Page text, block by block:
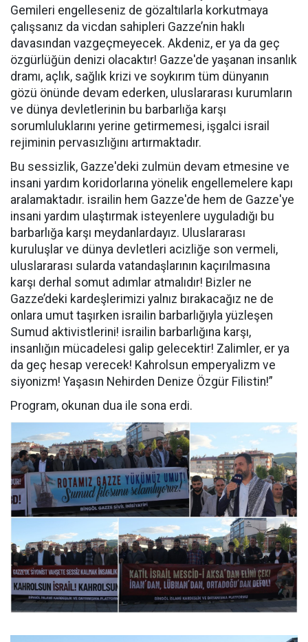
Gemileri engelleseniz de gözaltılarla korkutmaya
çalışsanız da vicdan sahipleri Gazze’nin haklı
davasından vazgeçmeyecek. Akdeniz, er ya da geç
özgürlüğün denizi olacaktır! Gazze'de yaşanan insanlık
dramı, açlık, sağlık krizi ve soykırım tüm dünyanın
gözü önünde devam ederken, uluslararası kurumların
ve dünya devletlerinin bu barbarlığa karşı
sorumluluklarını yerine getirmemesi, işgalci israil
rejiminin pervasızlığını artırmaktadır.
Bu sessizlik, Gazze'deki zulmün devam etmesine ve
insani yardım koridorlarına yönelik engellemelere kapı
aralamaktadır. israilin hem Gazze'de hem de Gazze'ye
insani yardım ulaştırmak isteyenlere uyguladığı bu
barbarlığa karşı meydanlardayız. Uluslararası
kuruluşlar ve dünya devletleri acizliğe son vermeli,
uluslararası sularda vatandaşlarının kaçırılmasına
karşı derhal somut adımlar atmalıdır! Bizler ne
Gazze’deki kardeşlerimizi yalnız bırakacağız ne de
onlara umut taşırken israilin barbarlığıyla yüzleşen
Sumud aktivistlerini! israilin barbarlığına karşı,
insanlığın mücadelesi galip gelecektir! Zalimler, er ya
da geç hesap verecek! Kahrolsun emperyalizm ve
siyonizm! Yaşasın Nehirden Denize Özgür Filistin!”
Program, okunan dua ile sona erdi.